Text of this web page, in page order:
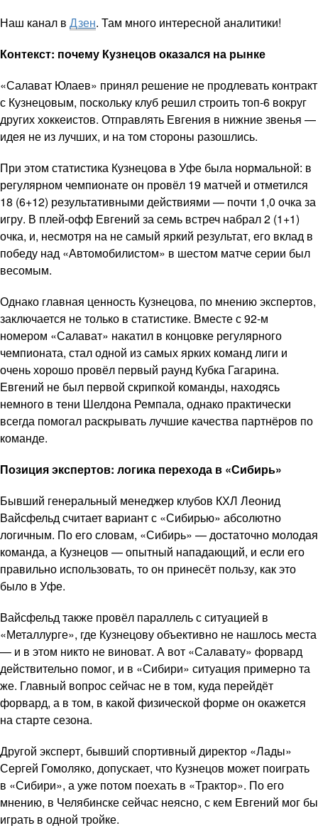
Наш канал в Дзен. Там много интересной аналитики!
Контекст: почему Кузнецов оказался на рынке
«Салават Юлаев» принял решение не продлевать контракт
с Кузнецовым, поскольку клуб решил строить топ-6 вокруг
других хоккеистов. Отправлять Евгения в нижние звенья —
идея не из лучших, и на том стороны разошлись.
При этом статистика Кузнецова в Уфе была нормальной: в
регулярном чемпионате он провёл 19 матчей и отметился
18 (6+12) результативными действиями — почти 1,0 очка за
игру. В плей-офф Евгений за семь встреч набрал 2 (1+1)
очка, и, несмотря на не самый яркий результат, его вклад в
победу над «Автомобилистом» в шестом матче серии был
весомым.
Однако главная ценность Кузнецова, по мнению экспертов,
заключается не только в статистике. Вместе с 92-м
номером «Салават» накатил в концовке регулярного
чемпионата, стал одной из самых ярких команд лиги и
очень хорошо провёл первый раунд Кубка Гагарина.
Евгений не был первой скрипкой команды, находясь
немного в тени Шелдона Ремпала, однако практически
всегда помогал раскрывать лучшие качества партнёров по
команде.
Позиция экспертов: логика перехода в «Сибирь»
Бывший генеральный менеджер клубов КХЛ Леонид
Вайсфельд считает вариант с «Сибирью» абсолютно
логичным. По его словам, «Сибирь» — достаточно молодая
команда, а Кузнецов — опытный нападающий, и если его
правильно использовать, то он принесёт пользу, как это
было в Уфе.
Вайсфельд также провёл параллель с ситуацией в
«Металлурге», где Кузнецову объективно не нашлось места
— и в этом никто не виноват. А вот «Салавату» форвард
действительно помог, и в «Сибири» ситуация примерно та
же. Главный вопрос сейчас не в том, куда перейдёт
форвард, а в том, в какой физической форме он окажется
на старте сезона.
Другой эксперт, бывший спортивный директор «Лады»
Сергей Гомоляко, допускает, что Кузнецов может поиграть
в «Сибири», а уже потом поехать в «Трактор». По его
мнению, в Челябинске сейчас неясно, с кем Евгений мог бы
играть в одной тройке.